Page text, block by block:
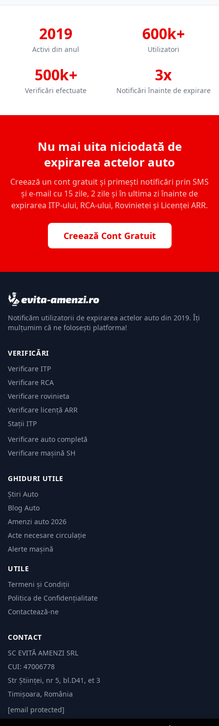
2019
Activi din anul
600k+
Utilizatori
500k+
Verificări efectuate
3x
Notificări înainte de expirare
Nu mai uita niciodată de
expirarea actelor auto
Creează un cont gratuit și primești notificări prin SMS
și e-mail cu 15 zile, 2 zile și în ultima zi înainte de
expirarea ITP-ului, RCA-ului, Rovinietei și Licenței ARR.
Creează Cont Gratuit
Notificăm utilizatorii de expirarea actelor auto din 2019. Îți
mulțumim că ne folosești platforma!
VERIFICĂRI
Verificare ITP
Verificare RCA
Verificare rovinieta
Verificare licență ARR
Stații ITP
Verificare auto completă
Verificare mașină SH
GHIDURI UTILE
Știri Auto
Blog Auto
Amenzi auto 2026
Acte necesare circulație
Alerte mașină
UTILE
Termeni și Condiții
Politica de Confidențialitate
Contactează-ne
CONTACT
SC EVITĂ AMENZI SRL
CUI: 47006778
Str Științei, nr 5, bl.D41, et 3
Timișoara, România
[email protected]